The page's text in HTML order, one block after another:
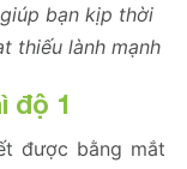
bạn kịp thời
thiếu lành mạnh
độ 1
được bằng mắt